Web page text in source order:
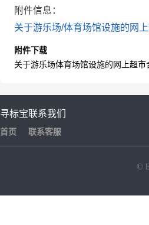
附件信息：
关于游乐场/体育场馆设施的网
附件下载
关于游乐场体育场馆设施的网上超市
寻标宝
首页
联系我们
联系客服
©